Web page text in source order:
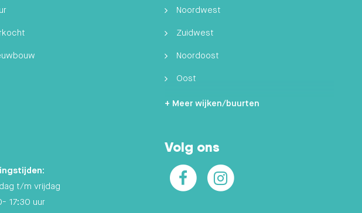
Noordwest
Zuidwest
Noordoost
Oost
Zuidoost
Zuid
+ Meer wijken/buurten
t/m vrijdag
17:30 uur
Volg ons
Facebook